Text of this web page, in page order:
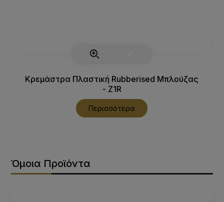
Κρεμάστρα Πλαστική Rubberised Μπλούζας
- Z1R
Περισσότερα
Όμοια Προϊόντα